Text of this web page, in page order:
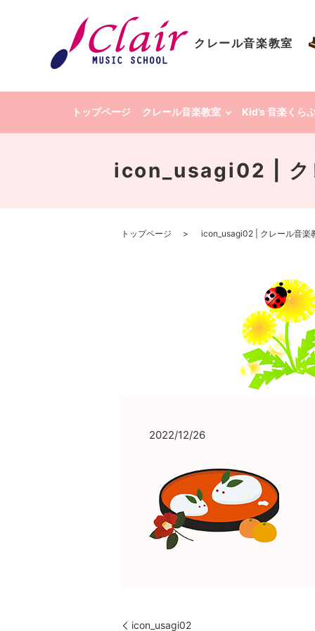
クレール音楽教室
トップページ クレール音楽教室 Kid’s 音楽くら
icon_usagi02 | ク
トップページ icon_usagi02 | クレール音楽
2022/12/26
icon_usagi02